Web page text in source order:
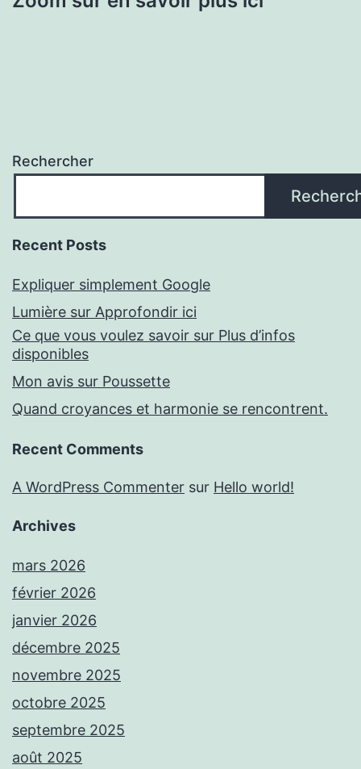
Rechercher
Recent Posts
Expliquer simplement Google
Lumière sur Approfondir ici
Ce que vous voulez savoir sur Plus d’infos
disponibles
Mon avis sur Poussette
Quand croyances et harmonie se rencontrent.
Recent Comments
A WordPress Commenter sur Hello world!
Archives
mars 2026
février 2026
janvier 2026
décembre 2025
novembre 2025
octobre 2025
septembre 2025
août 2025